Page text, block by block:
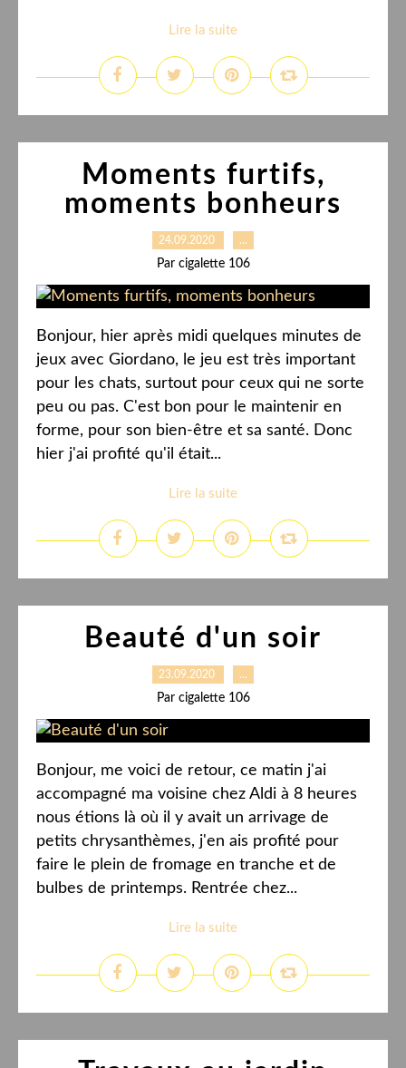
Lire la suite
Moments furtifs,
moments bonheurs
24.09.2020 …
Par cigalette 106
Bonjour, hier après midi quelques minutes de
jeux avec Giordano, le jeu est très important
pour les chats, surtout pour ceux qui ne sorte
peu ou pas. C'est bon pour le maintenir en
forme, pour son bien-être et sa santé. Donc
hier j'ai profité qu'il était...
Lire la suite
Beauté d'un soir
23.09.2020 …
Par cigalette 106
Bonjour, me voici de retour, ce matin j'ai
accompagné ma voisine chez Aldi à 8 heures
nous étions là où il y avait un arrivage de
petits chrysanthèmes, j'en ais profité pour
faire le plein de fromage en tranche et de
bulbes de printemps. Rentrée chez...
Lire la suite